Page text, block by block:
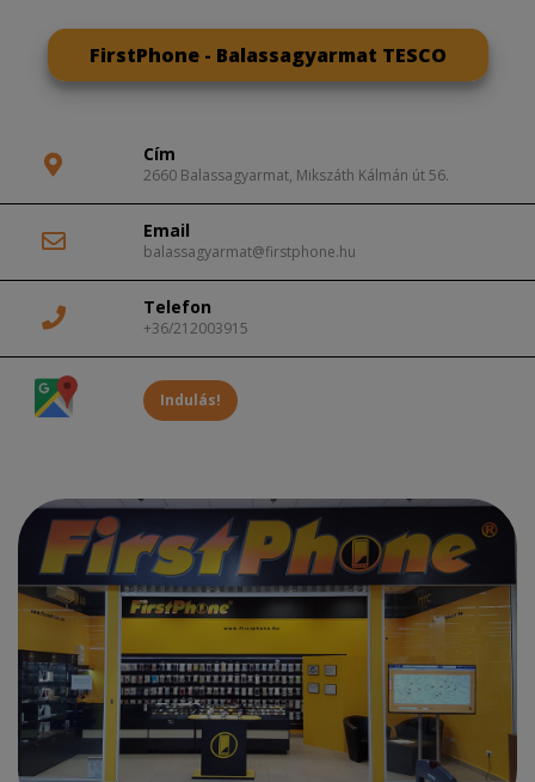
FirstPhone - Balassagyarmat TESCO
Cím
2660 Balassagyarmat, Mikszáth Kálmán út 56.
Email
balassagyarmat@firstphone.hu
Telefon
+36/212003915
Indulás!